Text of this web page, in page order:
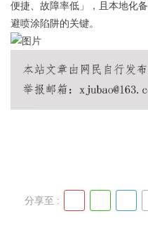
便捷、故障率低」，且本地化
避喷涂陷阱的关键。
分享至 :